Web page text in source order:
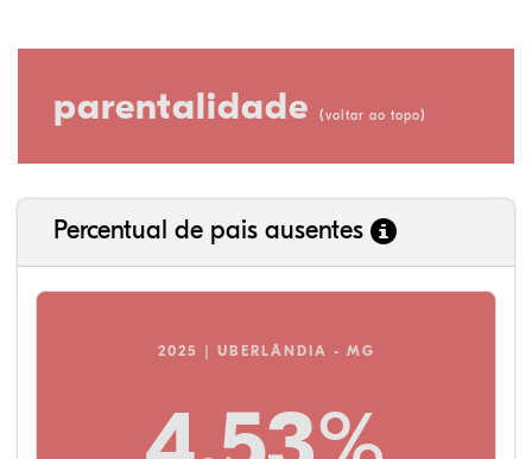
parentalidade (voltar ao topo)
Percentual de pais ausentes
2025 | UBERLÂNDIA - MG